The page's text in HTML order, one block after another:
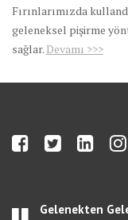
Fırınlarımızda
geleneksel pişirme
sağlar. Devamı >>>
Gelenekten